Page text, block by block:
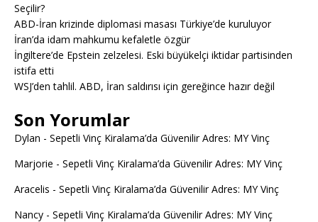
Seçilir?
ABD-İran krizinde diplomasi masası Türkiye’de kuruluyor
İran’da idam mahkumu kefaletle özgür
İngiltere’de Epstein zelzelesi. Eski büyükelçi iktidar partisinden
istifa etti
WSJ’den tahlil. ABD, İran saldırısı için gereğince hazır değil
Son Yorumlar
Dylan - Sepetli Vinç Kiralama’da Güvenilir Adres: MY Vinç
Marjorie - Sepetli Vinç Kiralama’da Güvenilir Adres: MY Vinç
Aracelis - Sepetli Vinç Kiralama’da Güvenilir Adres: MY Vinç
Nancy - Sepetli Vinç Kiralama’da Güvenilir Adres: MY Vinç